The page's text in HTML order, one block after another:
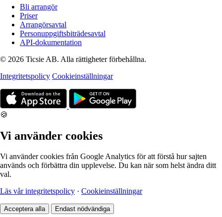
Bli arrangör
Priser
Arrangörsavtal
Personuppgiftsbiträdesavtal
API-dokumentation
© 2026 Ticsie AB. Alla rättigheter förbehållna.
Integritetspolicy Cookieinställningar
🍪
Vi använder cookies
Vi använder cookies från Google Analytics för att förstå hur sajten
används och förbättra din upplevelse. Du kan när som helst ändra ditt
val.
Läs vår integritetspolicy · Cookieinställningar
Acceptera alla Endast nödvändiga